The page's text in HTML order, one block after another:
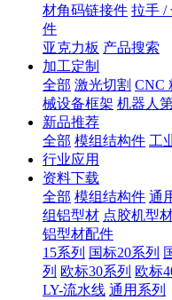
材角码链接件 拉手 /
件
亚克力板 产品搜索
加工定制
全部 激光切割 CNC
械设备框架 机器人
新品推荐
全部 模组结构件 工
行业应用
资料下载
全部 模组结构件 通
组铝型材 点胶机型
铝型材配件
15系列 国标20系列
列 欧标30系列 欧标
LY-流水线 通用系列